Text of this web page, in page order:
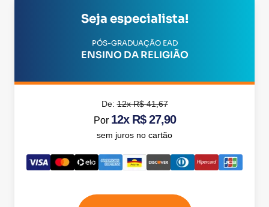
Seja especialista!
PÓS-GRADUAÇÃO EAD
ENSINO DA RELIGIÃO
De:12x R$ 41,67
Por 12x R$ 27,90
sem juros no cartão